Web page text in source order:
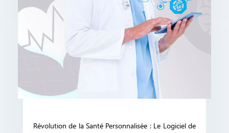
Révolution de la Santé Personnalisée : Le Logiciel de